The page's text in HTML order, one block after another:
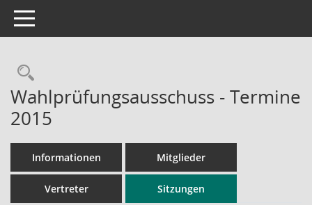
Toggle navigation
Rechercheauswahl
Wahlprüfungsausschuss - Termine
2015
Informationen Mitglieder
Vertreter Sitzungen